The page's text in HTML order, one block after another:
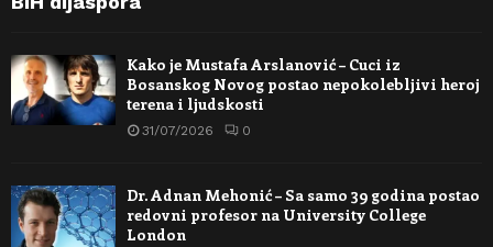
Kako je Mustafa Arslanović – Cuci iz
Bosanskog Novog postao nepokolebljivi heroj
terena i ljudskosti
31/07/2026 0
Dr. Adnan Mehonić – Sa samo 39 godina postao
redovni profesor na University College
London